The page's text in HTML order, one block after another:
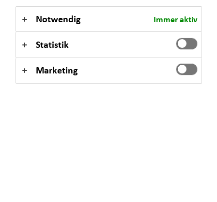
Kontaktformular
Notwendig Immer aktiv
Statistik
Marketing